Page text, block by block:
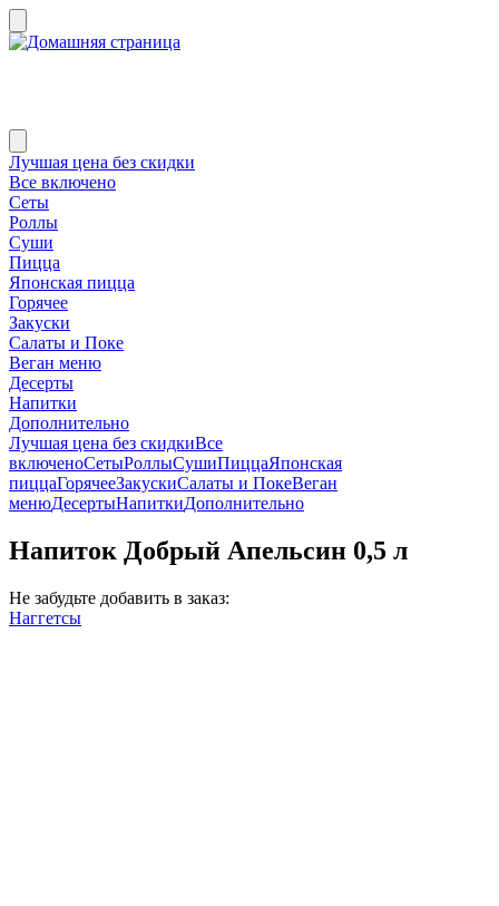
Лучшая цена без скидки
Все включено
Сеты
Роллы
Суши
Пицца
Японская пицца
Горячее
Закуски
Салаты и Поке
Веган меню
Десерты
Напитки
Дополнительно
Лучшая цена без скидкиВсе
включеноСетыРоллыСушиПиццаЯпонская
пиццаГорячееЗакускиСалаты и ПокеВеган
менюДесертыНапиткиДополнительно
Напиток Добрый Апельсин 0,5 л
Не забудьте добавить в заказ:
Наггетсы